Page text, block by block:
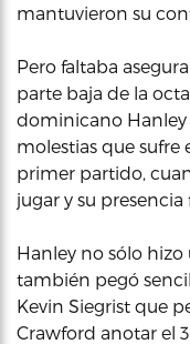
mantuvieron su
Pero faltaba
parte baja de la
dominicano Hanley
molestias que sufre
primer partido,
jugar y su
Hanley no sólo
también pegó
Kevin Siegrist que
Crawford anotar el